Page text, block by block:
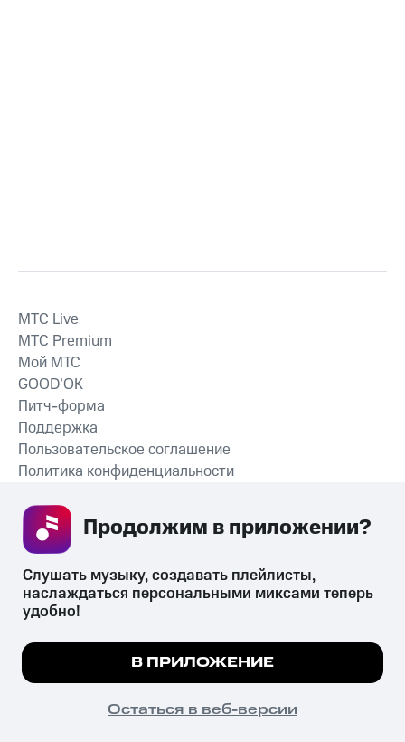
СКАЧАТЬ ПРИЛОЖЕНИЕ
MTС Live
MTС Premium
Мой МТС
GOOD’OK
Питч-форма
Поддержка
Пользовательское соглашение
Политика конфиденциальности
психотропных веществ, их аналогов причиняет вред здоровью,
их незаконный оборот запрещён и влечёт установленную
законодательством ответственность.
© 2026 ООО «КИОН».
Все права защищены
Мы используем куки, чтобы на сайте все
Подробнее
ПОНЯТНО
Слушать музыку, создавать плейлисты,
наслаждаться персональными миксами теперь
удобно!
В ПРИЛОЖЕНИЕ
Остаться в веб-версии